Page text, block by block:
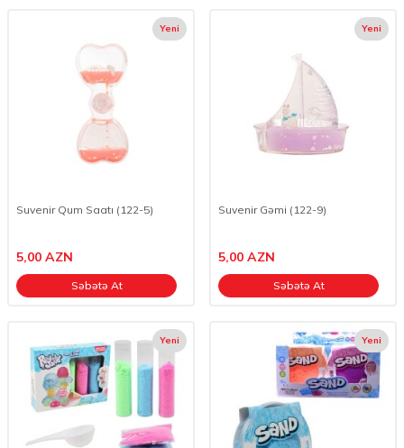
Yeni
Suvenir Qum Saatı (122-5)
5,00 AZN
Səbətə At
Yeni
Suvenir Gəmi (122-9)
5,00 AZN
Səbətə At
Yeni Yeni